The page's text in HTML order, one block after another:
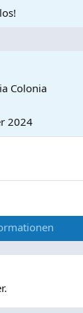
Colonia
2024